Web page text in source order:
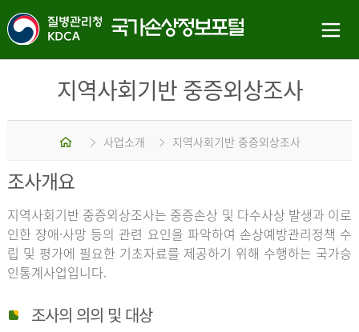
지역사회기반 중증외상조사
홈 사업소개 지역사회기반 중증외상조사
조사개요
지역사회기반 중증외상조사는 중증손상 및 다수사상 발생과 이로
인한 장애·사망 등의 관련 요인을 파악하여 손상예방관리정책 수
립 및 평가에 필요한 기초자료를 제공하기 위해 수행하는 국가승
인통계사업입니다.
조사의 의의 및 대상